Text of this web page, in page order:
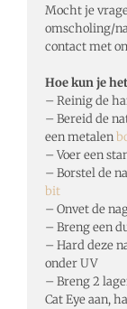
Mocht je
omscholing/
contact met
Hoe kun je
– Reinig de
– Bereid de
een metalen
– Voer een
– Borstel de
bit
– Onvet de
– Breng een
– Hard deze
onder UV
– Breng 2
Cat Eye aan,